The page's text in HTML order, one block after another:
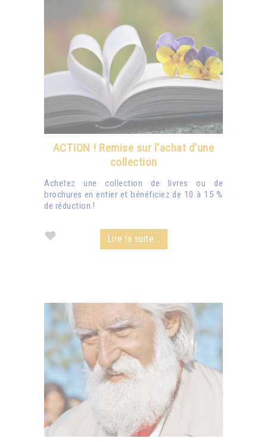
ACTION ! Remise sur l'achat d'une
collection
Achetez une collection de livres ou de
brochures en entier et bénéficiez de 10 à 15 %
de réduction !
Lire la suite...